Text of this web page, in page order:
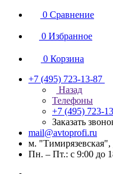
0 Сравнение
0 Избранное
0 Корзина
+7 (495) 723-13-87
Назад
Телефоны
+7 (495) 723-
Заказать
mail@avtoprofi.ru
м. "Тимирязевская",
Пн. – Пт.: с 9:00 до